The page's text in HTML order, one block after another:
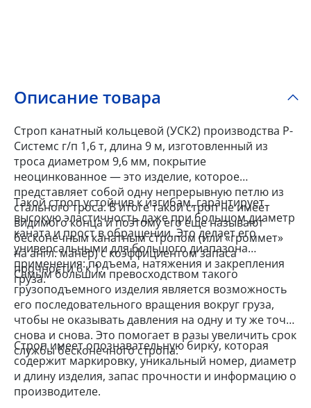
Описание товара
Строп канатный кольцевой (УСК2) производства Р-
Системс г/п 1,6 т, длина 9 м, изготовленный из
троса диаметром 9,6 мм, покрытие
неоцинкованное — это изделие, которое
представляет собой одну непрерывную петлю из
стального троса. В итоге такой строп не имеет
видимого конца и поэтому его еще называют
бесконечным канатным стропом (или «громмет»
на англ. манер) с коэффициентом запаса
прочности 6 к 1.
Такой строп устойчив к изгибам, гарантирует
высокую эластичность даже при большом диаметр
каната и прост в обращении. Это делает его
универсальными для большого диапазона
применения: подъема, натяжения и закрепления
груза.
Самым большим превосходством такого
грузоподъемного изделия является возможность
его последовательного вращения вокруг груза,
чтобы не оказывать давления на одну и ту же точку
снова и снова. Это помогает в разы увеличить срок
службы бесконечного стропа.
Строп имеет опознавательную бирку, которая
содержит маркировку, уникальный номер, диаметр
и длину изделия, запас прочности и информацию о
производителе.